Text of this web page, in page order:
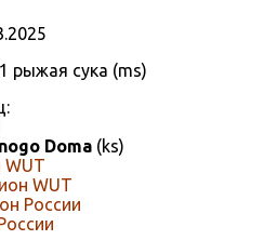
рыжая сука (ms)
Doma(ks)
WUT
WUT
России